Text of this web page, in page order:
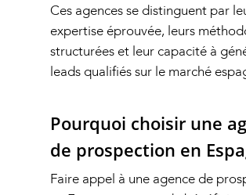
Ces agences se distinguent par
expertise éprouvée, leurs
structurées et leur capacité à
leads qualifiés sur le marché
Pourquoi choisir une
de prospection en
Faire appel à une agence de